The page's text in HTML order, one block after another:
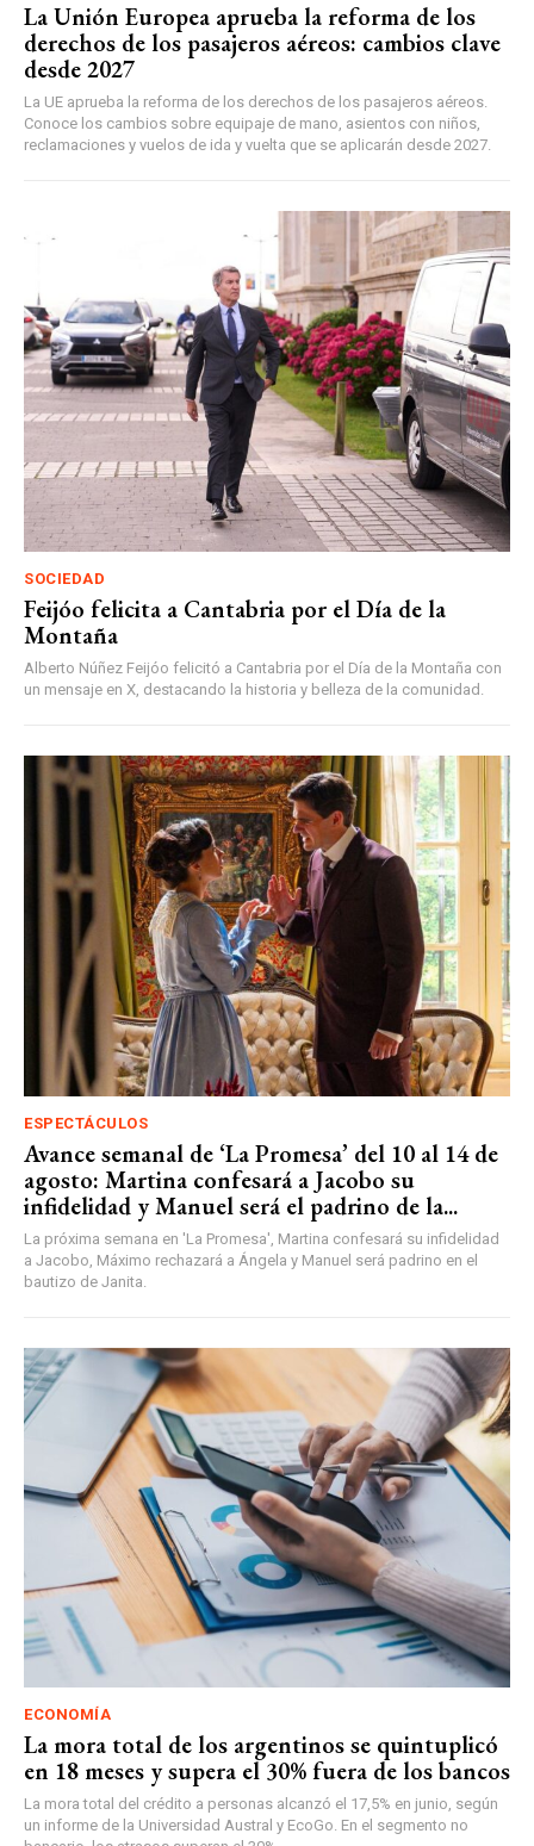
La Unión Europea aprueba la reforma de los
derechos de los pasajeros aéreos: cambios clave
desde 2027
La UE aprueba la reforma de los derechos de los pasajeros aéreos.
Conoce los cambios sobre equipaje de mano, asientos con niños,
reclamaciones y vuelos de ida y vuelta que se aplicarán desde 2027.
SOCIEDAD
Feijóo felicita a Cantabria por el Día de la
Montaña
Alberto Núñez Feijóo felicitó a Cantabria por el Día de la Montaña con
un mensaje en X, destacando la historia y belleza de la comunidad.
ESPECTÁCULOS
Avance semanal de ‘La Promesa’ del 10 al 14 de
agosto: Martina confesará a Jacobo su
infidelidad y Manuel será el padrino de la...
La próxima semana en 'La Promesa', Martina confesará su infidelidad
a Jacobo, Máximo rechazará a Ángela y Manuel será padrino en el
bautizo de Janita.
ECONOMÍA
La mora total de los argentinos se quintuplicó
en 18 meses y supera el 30% fuera de los bancos
La mora total del crédito a personas alcanzó el 17,5% en junio, según
un informe de la Universidad Austral y EcoGo. En el segmento no